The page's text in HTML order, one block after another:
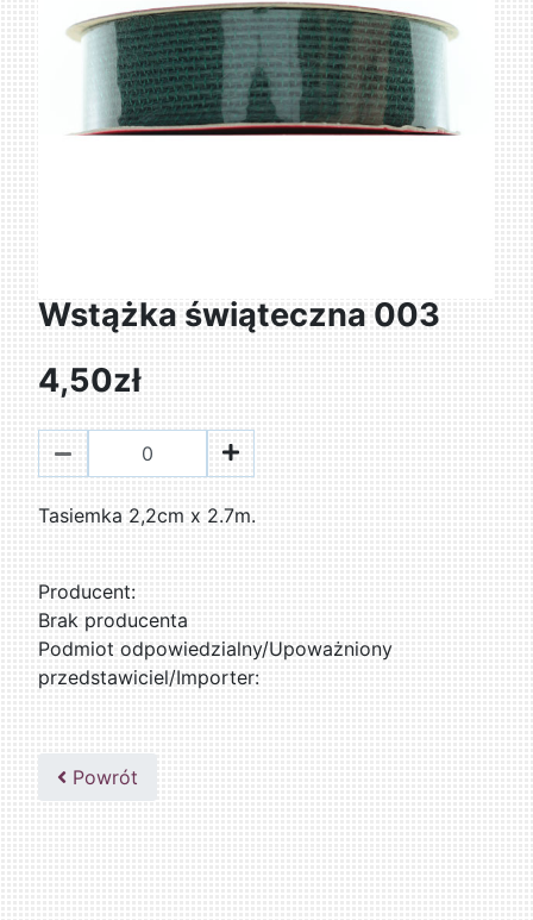
Wstążka świąteczna 003
4,50zł
Tasiemka 2,2cm x 2.7m.
Producent:
Brak producenta
Podmiot odpowiedzialny/Upoważniony
przedstawiciel/Importer:
Powrót